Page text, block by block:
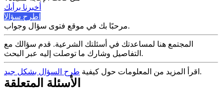
أخبرنا برأيك
اطرح سؤالاً
مرحبًا بك في موقع فتوى سؤال وجواب.
المجتمع هنا لمساعدتك في أسئلتك الشرعية. قدم سؤالك مع
التفاصيل وشارك ما توصلت إليه عبر البحث.
اقرأ المزيد من المعلومات حول كيفية طرح السؤال بشكل جيد .
الأسئلة المتعلقة